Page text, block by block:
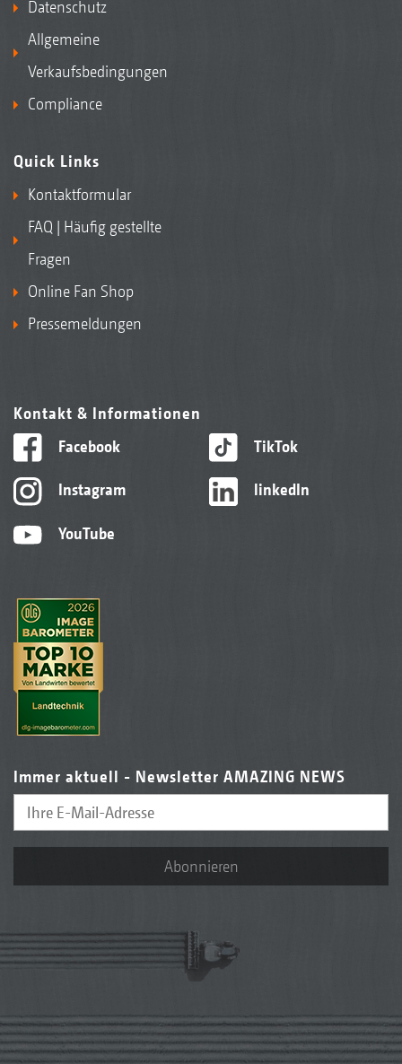
Datenschutz
Allgemeine
Verkaufsbedingungen
Compliance
Quick Links
Kontaktformular
FAQ | Häufig gestellte
Fragen
Online Fan Shop
Pressemeldungen
Kontakt & Informationen
Facebook
Instagram
YouTube
TikTok
linkedIn
Immer aktuell - Newsletter AMAZING NEWS
Abonnieren